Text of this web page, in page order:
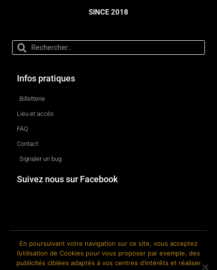
SINCE 2018
Infos pratiques
Billetterie
Lieu et accès
FAQ
Contact
Signaler un bug
Suivez nous sur Facebook
© 2018-2026 The Ink Factory. Site web réalisé par Roland CAUVIN.
En poursuivant votre navigation sur ce site, vous acceptez
l’utilisation de Cookies pour vous proposer par exemple, des
publicités ciblées adaptés à vos centres d’intérêts et réaliser